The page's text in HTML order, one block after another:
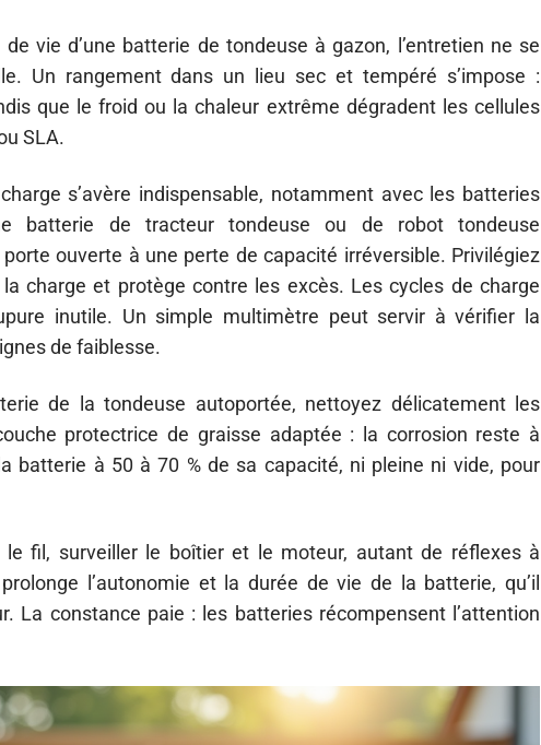
vie d’une batterie de tondeuse à gazon, l’entretien ne se
Un rangement dans un lieu sec et tempéré s’impose :
que le froid ou la chaleur extrême dégradent les cellules
SLA.
s’avère indispensable, notamment avec les batteries
batterie de tracteur tondeuse ou de robot tondeuse
ouverte à une perte de capacité irréversible. Privilégiez
charge et protège contre les excès. Les cycles de charge
inutile. Un simple multimètre peut servir à vérifier la
de faiblesse.
de la tondeuse autoportée, nettoyez délicatement les
protectrice de graisse adaptée : la corrosion reste à
batterie à 50 à 70 % de sa capacité, ni pleine ni vide, pour
le fil, surveiller le boîtier et le moteur, autant de réflexes à
l’autonomie et la durée de vie de la batterie, qu’il
La constance paie : les batteries récompensent l’attention